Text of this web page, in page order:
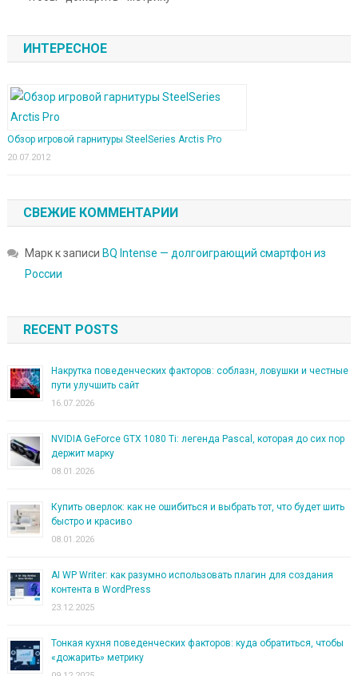
ИНТЕРЕСНОЕ
Обзор игровой гарнитуры SteelSeries Arctis Pro
20.07.2012
СВЕЖИЕ КОММЕНТАРИИ
Маркк записи BQ Intense — долгоиграющий смартфон из
России
RECENT POSTS
Накрутка поведенческих факторов: соблазн, ловушки и честные
пути улучшить сайт
16.07.2026
NVIDIA GeForce GTX 1080 Ti: легенда Pascal, которая до сих пор
держит марку
08.01.2026
Купить оверлок: как не ошибиться и выбрать тот, что будет шить
быстро и красиво
08.01.2026
AI WP Writer: как разумно использовать плагин для создания
контента в WordPress
23.12.2025
Тонкая кухня поведенческих факторов: куда обратиться, чтобы
«дожарить» метрику